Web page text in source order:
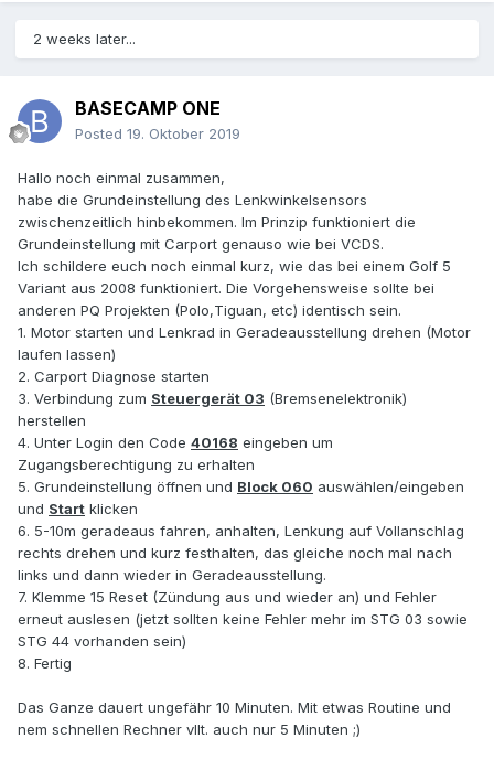
2 weeks later...
BASECAMP ONE
Posted 19. Oktober 2019
Hallo noch einmal zusammen,
habe die Grundeinstellung des Lenkwinkelsensors
zwischenzeitlich hinbekommen. Im Prinzip funktioniert die
Grundeinstellung mit Carport genauso wie bei VCDS.
Ich schildere euch noch einmal kurz, wie das bei einem Golf 5
Variant aus 2008 funktioniert. Die Vorgehensweise sollte bei
anderen PQ Projekten (Polo,Tiguan, etc) identisch sein.
1. Motor starten und Lenkrad in Geradeausstellung drehen (Motor
laufen lassen)
2. Carport Diagnose starten
3. Verbindung zum Steuergerät 03 (Bremsenelektronik)
herstellen
4. Unter Login den Code 40168 eingeben um
Zugangsberechtigung zu erhalten
5. Grundeinstellung öffnen und Block 060 auswählen/eingeben
und Start klicken
6. 5-10m geradeaus fahren, anhalten, Lenkung auf Vollanschlag
rechts drehen und kurz festhalten, das gleiche noch mal nach
links und dann wieder in Geradeausstellung.
7. Klemme 15 Reset (Zündung aus und wieder an) und Fehler
erneut auslesen (jetzt sollten keine Fehler mehr im STG 03 sowie
STG 44 vorhanden sein)
8. Fertig
Das Ganze dauert ungefähr 10 Minuten. Mit etwas Routine und
nem schnellen Rechner vllt. auch nur 5 Minuten ;)